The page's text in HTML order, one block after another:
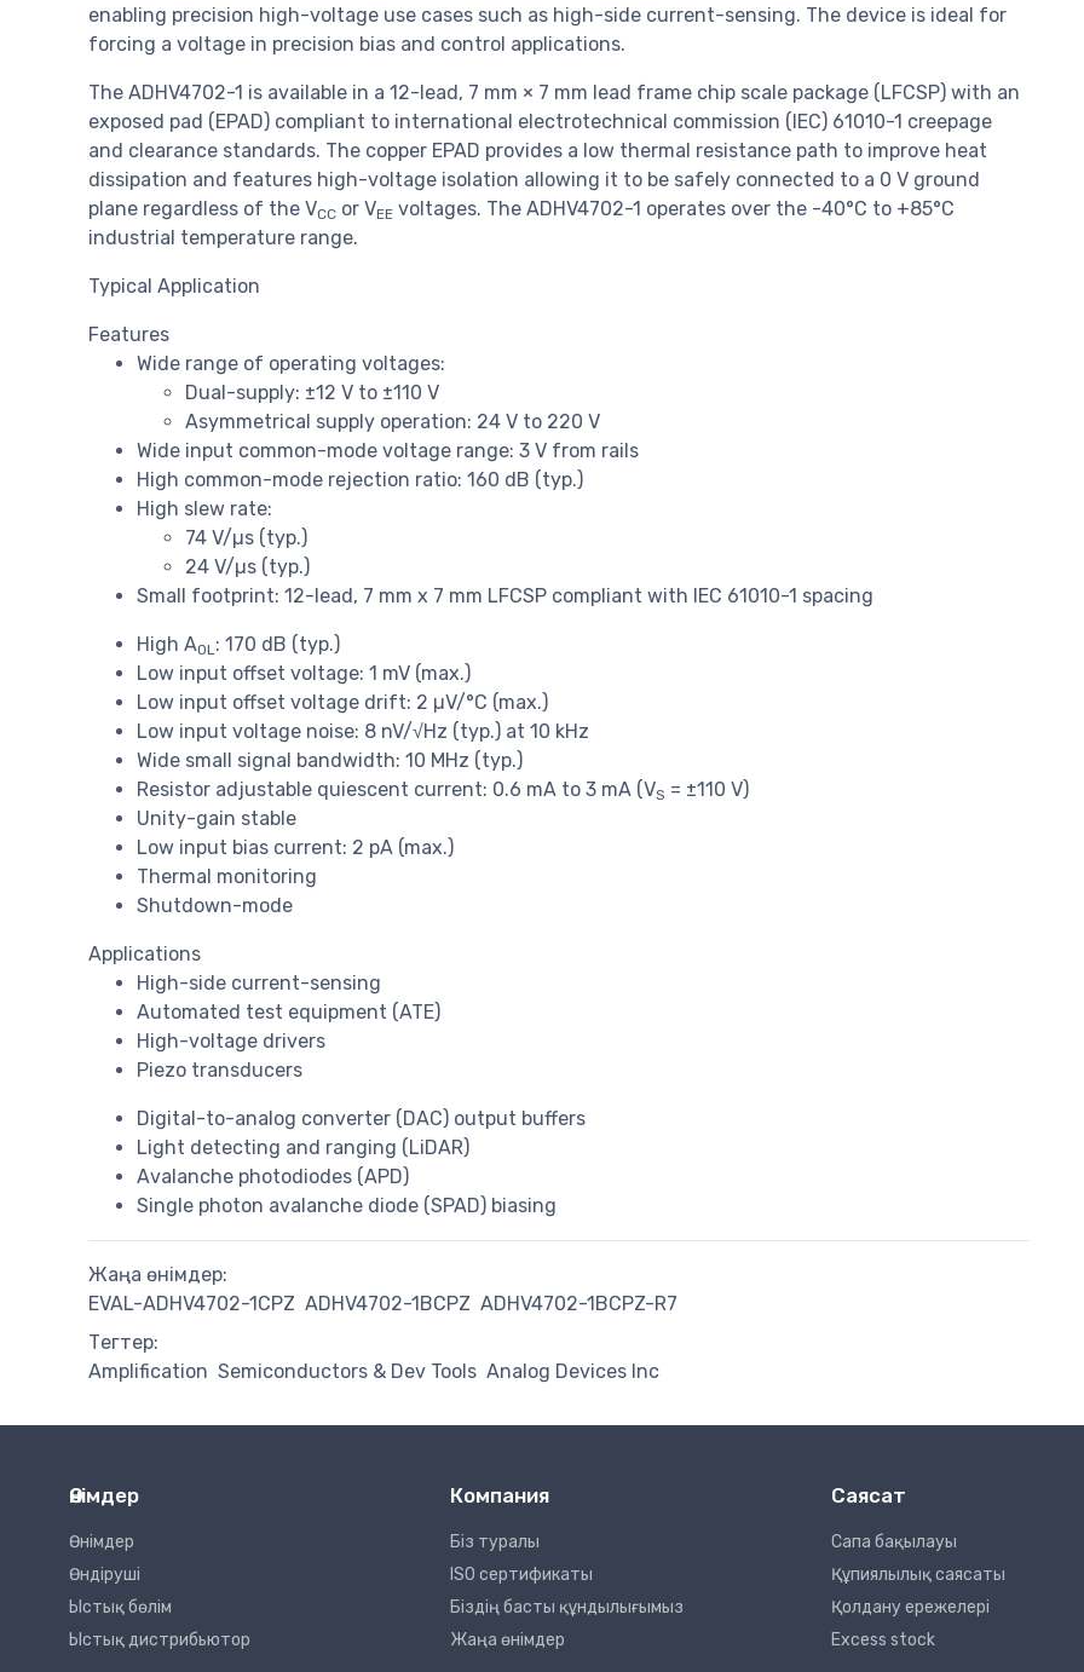
enabling precision high-voltage use cases such as high-side current-sensing. The device is ideal for
forcing a voltage in precision bias and control applications.
The ADHV4702-1 is available in a 12-lead, 7 mm × 7 mm lead frame chip scale package (LFCSP) with an
exposed pad (EPAD) compliant to international electrotechnical commission (IEC) 61010-1 creepage
and clearance standards. The copper EPAD provides a low thermal resistance path to improve heat
dissipation and features high-voltage isolation allowing it to be safely connected to a 0 V ground
plane regardless of the VCC or VEE voltages. The ADHV4702-1 operates over the -40°C to +85°C
industrial temperature range.
Typical Application
Features
Wide range of operating voltages:
Dual-supply: ±12 V to ±110 V
Asymmetrical supply operation: 24 V to 220 V
Wide input common-mode voltage range: 3 V from rails
High common-mode rejection ratio: 160 dB (typ.)
High slew rate:
74 V/µs (typ.)
24 V/µs (typ.)
Small footprint: 12-lead, 7 mm x 7 mm LFCSP compliant with IEC 61010-1 spacing
High AOL: 170 dB (typ.)
Low input offset voltage: 1 mV (max.)
Low input offset voltage drift: 2 µV/°C (max.)
Low input voltage noise: 8 nV/√Hz (typ.) at 10 kHz
Wide small signal bandwidth: 10 MHz (typ.)
Resistor adjustable quiescent current: 0.6 mA to 3 mA (VS = ±110 V)
Unity-gain stable
Low input bias current: 2 pA (max.)
Thermal monitoring
Shutdown-mode
Applications
High-side current-sensing
Automated test equipment (ATE)
High-voltage drivers
Piezo transducers
Digital-to-analog converter (DAC) output buffers
Light detecting and ranging (LiDAR)
Avalanche photodiodes (APD)
Single photon avalanche diode (SPAD) biasing
Жаңа өнімдер:
EVAL-ADHV4702-1CPZ ADHV4702-1BCPZ ADHV4702-1BCPZ-R7
Тегтер:
Amplification Semiconductors & Dev Tools Analog Devices Inc
Өнімдер
Өнімдер
Өндіруші
Ыстық бөлім
Ыстық дистрибьютор
Компания
Біз туралы
ISO сертификаты
Біздің басты құндылығымыз
Жаңа өнімдер
Саясат
Сапа бақылауы
Құпиялылық саясаты
Қолдану ережелері
Excess stock